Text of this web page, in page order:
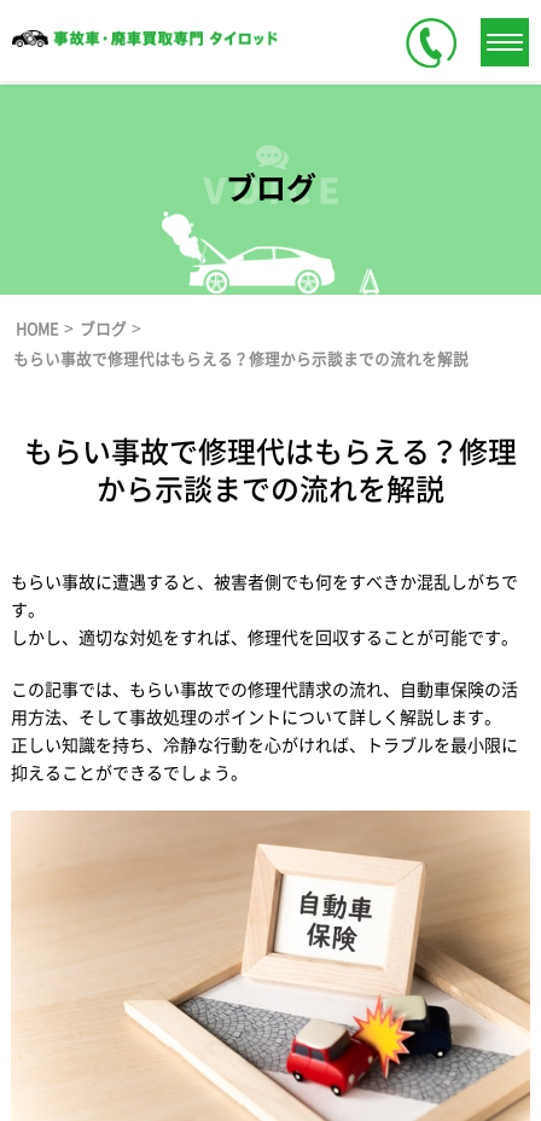
ブログ
HOME > ブログ >
もらい事故で修理代はもらえる？修理から示談までの流れを解説
もらい事故で修理代はもらえる？修理
から示談までの流れを解説
もらい事故に遭遇すると、被害者側でも何をすべきか混乱しがちで
す。
しかし、適切な対処をすれば、修理代を回収することが可能です。
この記事では、もらい事故での修理代請求の流れ、自動車保険の活
用方法、そして事故処理のポイントについて詳しく解説します。
正しい知識を持ち、冷静な行動を心がければ、トラブルを最小限に
抑えることができるでしょう。